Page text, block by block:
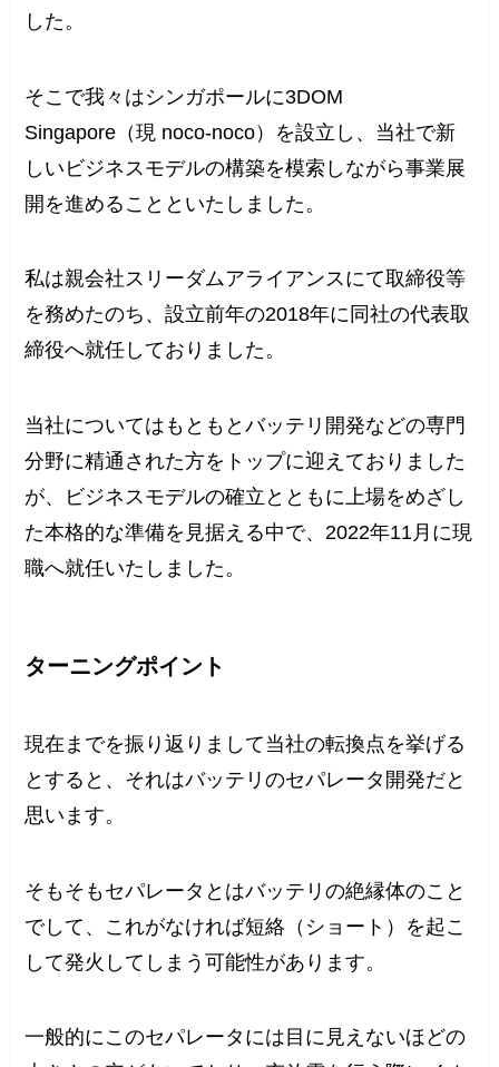
した。
そこで我々はシンガポールに3DOM
Singapore（現 noco-noco）を設立し、当社で新
しいビジネスモデルの構築を模索しながら事業展
開を進めることといたしました。
私は親会社スリーダムアライアンスにて取締役等
を務めたのち、設立前年の2018年に同社の代表取
締役へ就任しておりました。
当社についてはもともとバッテリ開発などの専門
分野に精通された方をトップに迎えておりました
が、ビジネスモデルの確立とともに上場をめざし
た本格的な準備を見据える中で、2022年11月に現
職へ就任いたしました。
ターニングポイント
現在までを振り返りまして当社の転換点を挙げる
とすると、それはバッテリのセパレータ開発だと
思います。
そもそもセパレータとはバッテリの絶縁体のこと
でして、これがなければ短絡（ショート）を起こ
して発火してしまう可能性があります。
一般的にこのセパレータには目に見えないほどの